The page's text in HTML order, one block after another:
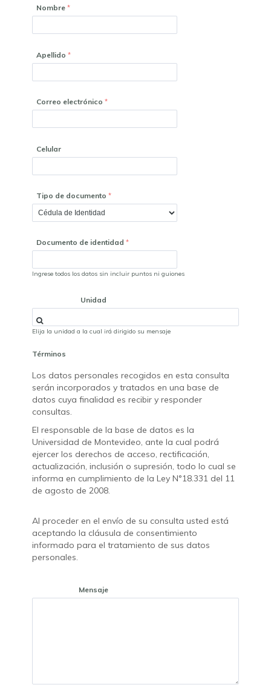
Nombre
Apellido
Correo electrónico
Celular
Tipo de documento
Documento de identidad
Ingrese todos los datos sin incluir puntos ni guiones
Unidad
Elija la unidad a la cual irá dirigido su mensaje
Términos
Los datos personales recogidos en esta consulta
serán incorporados y tratados en una base de
datos cuya finalidad es recibir y responder
consultas.
El responsable de la base de datos es la
Universidad de Montevideo, ante la cual podrá
ejercer los derechos de acceso, rectificación,
actualización, inclusión o supresión, todo lo cual se
informa en cumplimiento de la Ley N°18.331 del 11
de agosto de 2008.
Al proceder en el envío de su consulta usted está
aceptando la cláusula de consentimiento
informado para el tratamiento de sus datos
personales.
Mensaje